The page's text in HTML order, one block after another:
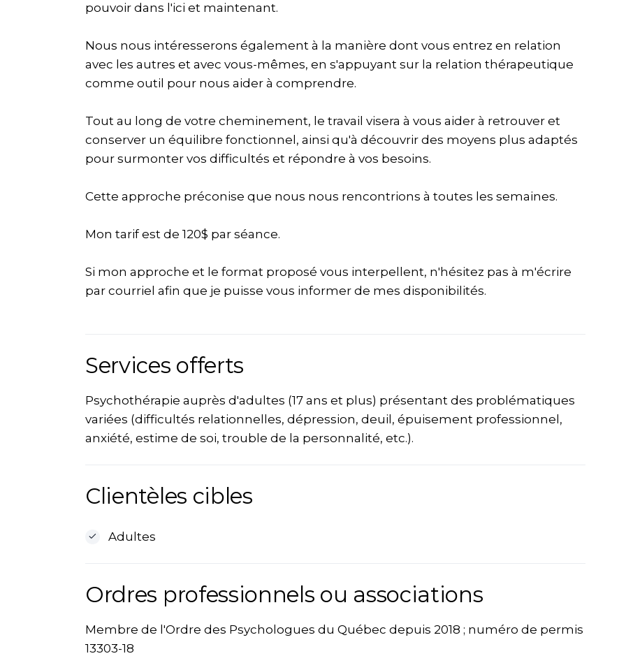
pouvoir dans l'ici et maintenant.
Nous nous intéresserons également à la manière dont vous entrez en relation
avec les autres et avec vous-mêmes, en s'appuyant sur la relation thérapeutique
comme outil pour nous aider à comprendre.
Tout au long de votre cheminement, le travail visera à vous aider à retrouver et
conserver un équilibre fonctionnel, ainsi qu'à découvrir des moyens plus adaptés
pour surmonter vos difficultés et répondre à vos besoins.
Cette approche préconise que nous nous rencontrions à toutes les semaines.
Mon tarif est de 120$ par séance.
Si mon approche et le format proposé vous interpellent, n'hésitez pas à m'écrire
par courriel afin que je puisse vous informer de mes disponibilités.
Services offerts
Psychothérapie auprès d'adultes (17 ans et plus) présentant des problématiques
variées (difficultés relationnelles, dépression, deuil, épuisement professionnel,
anxiété, estime de soi, trouble de la personnalité, etc.).
Clientèles cibles
Adultes
Ordres professionnels ou associations
Membre de l'Ordre des Psychologues du Québec depuis 2018 ; numéro de permis
13303-18